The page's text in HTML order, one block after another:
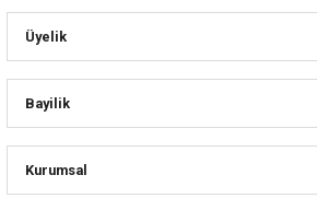
Üyelik
Bayilik
Kurumsal